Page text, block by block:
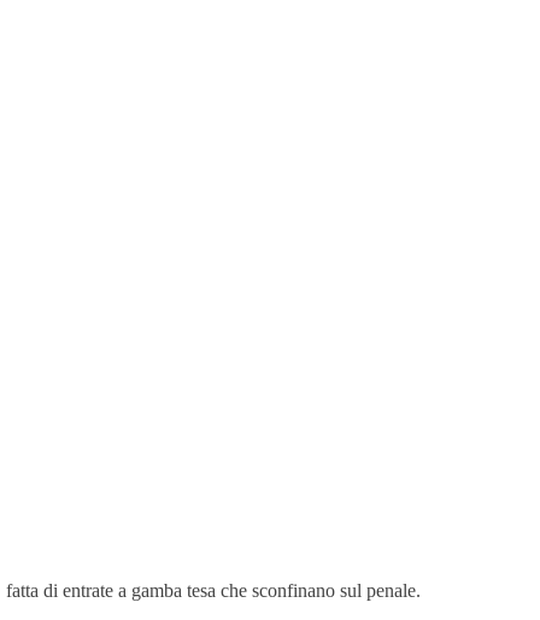
di entrate a gamba tesa che sconfinano sul penale.